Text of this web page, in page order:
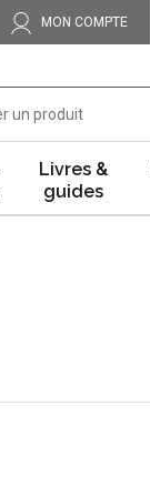
MON COMPTE
Livres &
guides